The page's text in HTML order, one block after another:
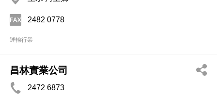
2482 0778
運輸行業
昌林實業公司
2472 6873